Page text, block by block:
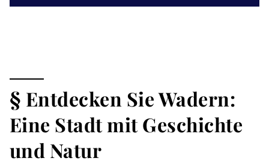
§ Entdecken Sie Wadern:
Eine Stadt mit Geschichte
und Natur